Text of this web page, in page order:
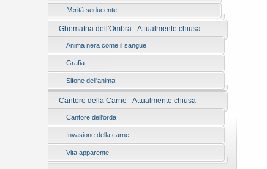
Verità seducente
Ghematria dell'Ombra - Attualmente chiusa
Anima nera come il sangue
Grafia
Sifone dell'anima
Cantore della Carne - Attualmente chiusa
Cantore dell'orda
Invasione della carne
Vita apparente